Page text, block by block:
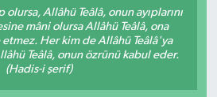
olursa, Allâhü Teâlâ, onun ayıplarını
mâni olursa Allâhü Teâlâ, ona
etmez. Her kim de Allâhü Teâlâ'ya
Teâlâ, onun özrünü kabul eder.
(Hadis-i şerif)